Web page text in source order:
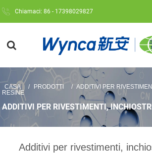
Chiamaci: 86 - 17398029827
CASA PRODOTTI
ADDITIVI PER
RESINE
ADDITIVI PER RIVESTIMENTI,
Additivi per rivestimenti,